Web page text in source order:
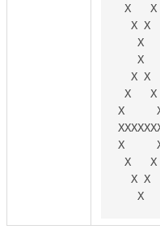
X   X
  X X
   X
   X
  X X
X   X
X
X
X   X
  X X
   X